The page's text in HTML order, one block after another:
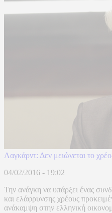
Λαγκάρντ: Δεν μειώνεται το
04/02/2016 - 19:02
Την ανάγκη να υπάρξει ένας
και ελάφρυνσης χρέους
ανάκαμψη στην ελληνική